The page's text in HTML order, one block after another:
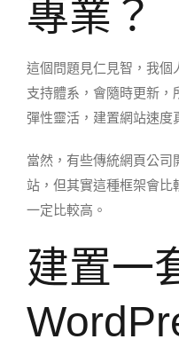
專業？
這個問題見仁見智，我個
支持體系，會隨時更新，
彈性靈活，建置網站速度
當然，有些傳統網頁公司
站，但其實這種框架會比
一定比較高。
建置一